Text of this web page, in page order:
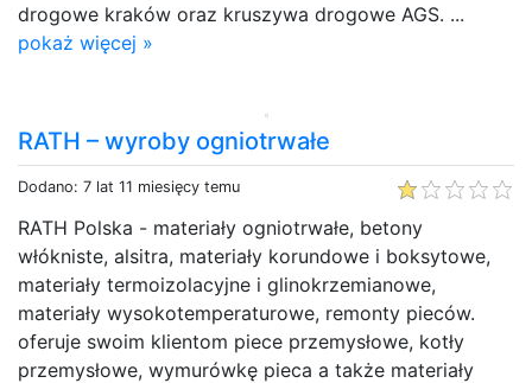
drogowe kraków oraz kruszywa drogowe AGS. ...
pokaż więcej »
RATH – wyroby ogniotrwałe
Dodano: 7 lat 11 miesięcy temu
RATH Polska - materiały ogniotrwałe, betony
włókniste, alsitra, materiały korundowe i boksytowe,
materiały termoizolacyjne i glinokrzemianowe,
materiały wysokotemperaturowe, remonty pieców.
oferuje swoim klientom piece przemysłowe, kotły
przemysłowe, wymurówkę pieca a także materiały